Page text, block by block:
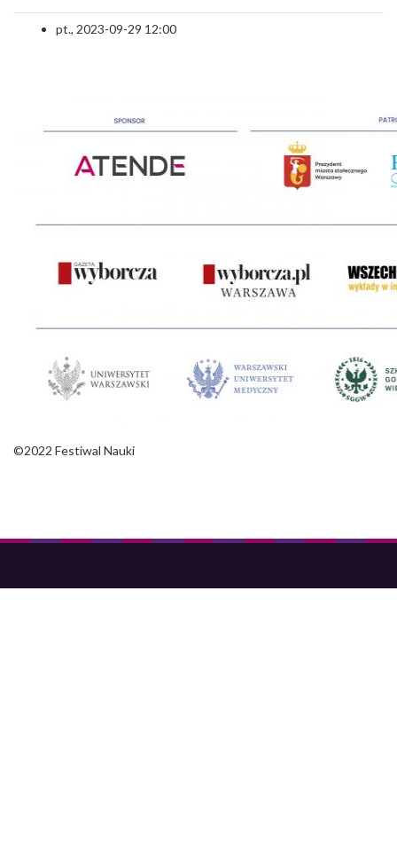
pt., 2023-09-29 12:00
©2022 Festiwal Nauki